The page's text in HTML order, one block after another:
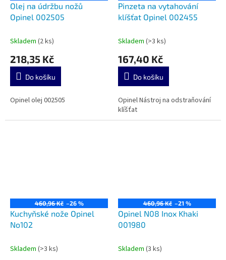
Olej na údržbu nožů
Opinel 002505
Skladem (2 ks)
218,35 Kč
Do košíku
Opinel olej 002505
Pinzeta na vytahování
klíšťat Opinel 002455
Skladem (>3 ks)
167,40 Kč
Do košíku
Opinel Nástroj na odstraňování
klíšťat
460,96 Kč –26 %
Kuchyňské nože Opinel
No102
Skladem (>3 ks)
460,96 Kč –21 %
Opinel N08 Inox Khaki
001980
Skladem (3 ks)